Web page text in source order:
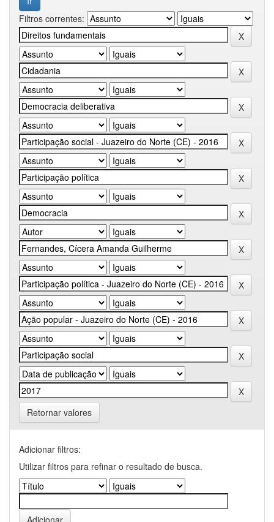
Filtros correntes:
Retornar valores
Adicionar filtros:
Utilizar filtros para refinar o resultado de busca.